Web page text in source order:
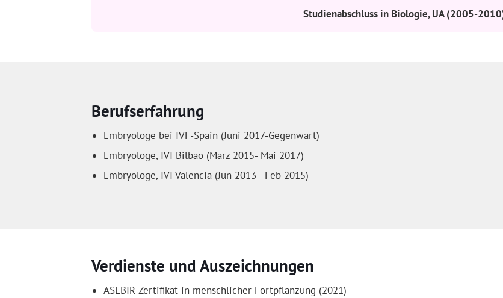
Studienabschluss in Biologie, UA (2005-
Berufserfahrung
Embryologe bei IVF-Spain (Juni 2017-Gegenwart)
Embryologe, IVI Bilbao (März 2015- Mai 2017)
Embryologe, IVI Valencia (Jun 2013 - Feb 2015)
Verdienste und Auszeichnungen
ASEBIR-Zertifikat in menschlicher Fortpflanzung (2021)